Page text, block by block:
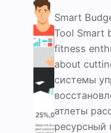
Smart
Tool Smart
fitness
about
системы
атлеты
ресурсный